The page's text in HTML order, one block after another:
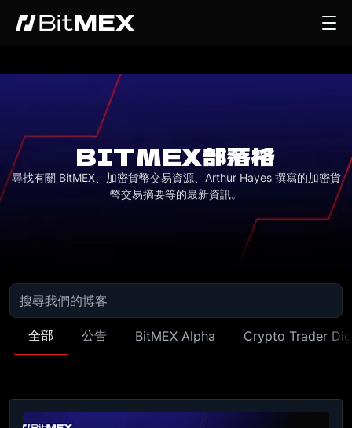
BITMEX部落格
尋找有關 BitMEX、加密貨幣交易資源、Arthur Hayes 撰寫的加密貨
幣交易摘要等的最新資訊。
全部 公告 BitMEX Alpha Crypto Trader